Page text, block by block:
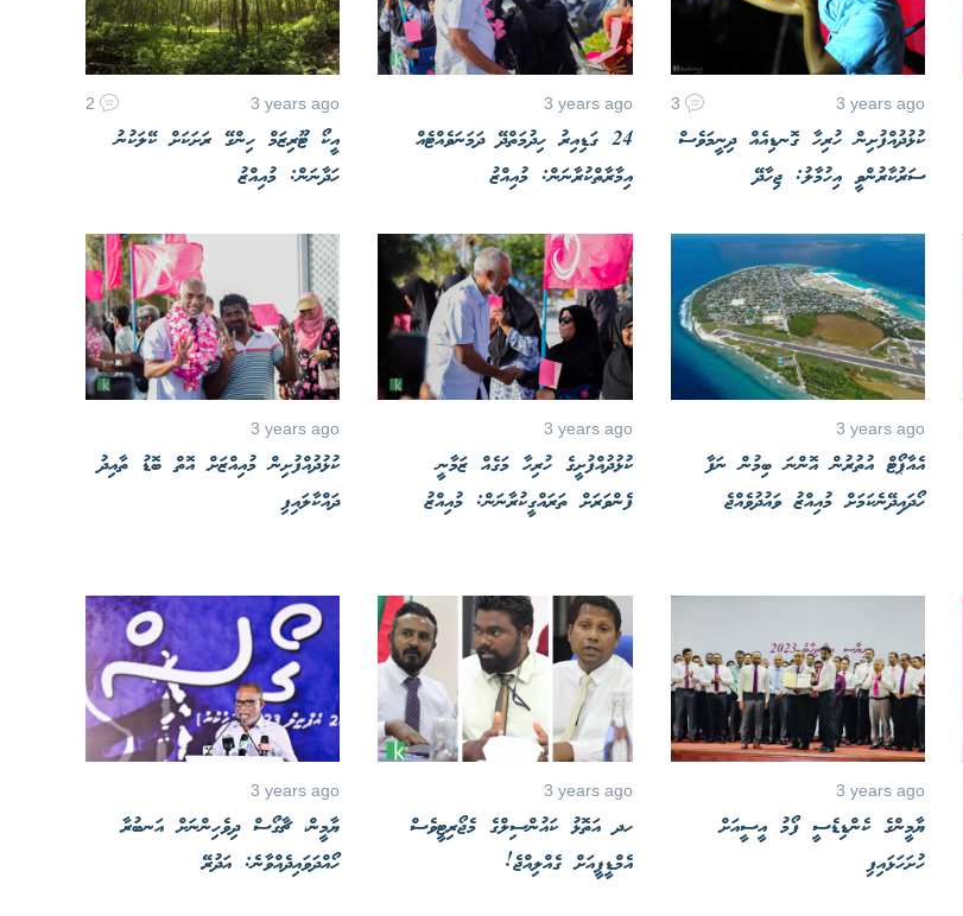
3 years ago
3
ކުޅުދުއްފުށިން ހުރިހާ ގޮނޑިއެއް ދިނީމަވެސް
ސަރުކާރުންވީ އިހުމާލު: ޖިހާދޭ
3 years ago
24 ގަޑިއިރު ހިދުމަތްދޭ ދަމަނަވެއްޓެއް
އިމާރާތްކުރާނަން: މުއިއްޒު
3 years ago
2
އީކޯ ޓޫރިޒަމް ހިންގޭ ރަށަކަށް ކޭލަކުނު
ހަދާނަން: މުއިއްޒު
3 years ago
އެއާޕޯޓް އުތުރުން އޮންނަ ބިމުން ނަފާ
ހޯދައިދޭނެކަމަށް މުއިއްޒު ވައުދުވެއްޖެ
3 years ago
ކުޅުދުއްފުށީގެ ހުރިހާ މަގެއް ޒަމާނީ
ފެންވަރަށް ތަރައްގީކުރާނަން: މުއިއްޒު
3 years ago
ކުޅުދުއްފުށިން މުއިއްޒަށް އޮތް ބޮޑު ތާއިދު
ދައްކާލައިފި
3 years ago
ޔާމީންގެ ކެންޑިޑެސީ ފޯމު އީސީއަށް
ހުށަހަޅައިފި
3 years ago
ހދ އަތޮޅު ކައުންސިލްގެ މެޖޯރިޓީވެސް
އެމްޑީޕީއަށް ގެއްލިއްޖެ!
3 years ago
ޔާމީން، ޗާގޯސް ދިވެހިންނަށް އަނބުރާ
ހޯއްދަވައިދެއްވާނެ: އަދުރޭ